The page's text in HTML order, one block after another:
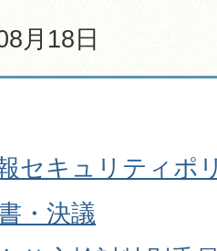
月18日
セキュリティポ
・決議